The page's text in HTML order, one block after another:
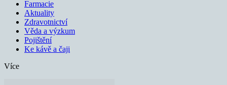
Farmacie
Aktuality
Zdravotnictví
Věda a výzkum
Pojištění
Ke kávě a čaji
Více